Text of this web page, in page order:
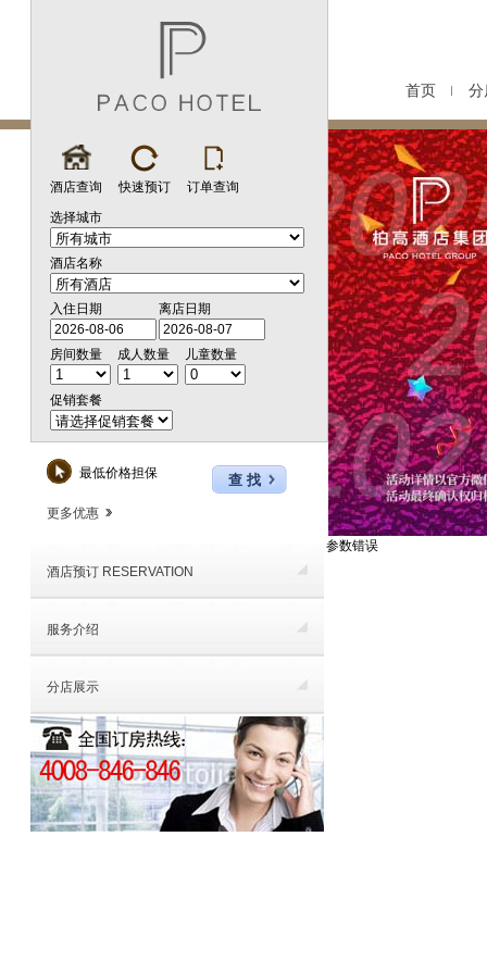
首页 分
酒店查询 快速预订
订单查询
选择城市
酒店名称
入住日期 离店日期
房间数量 成人数量 儿童数量
促销套餐
最低价格担保
更多优惠
酒店预订 RESERVATION
服务介绍
分店展示
参数错误